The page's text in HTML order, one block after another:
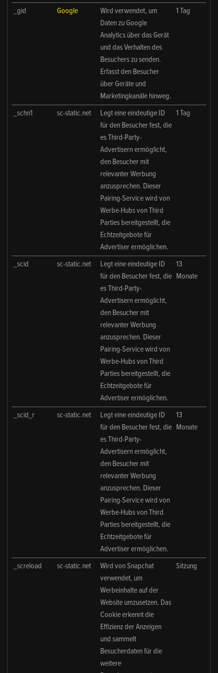
_gid Google
Wird verwendet, um
Daten zu Google
Analytics über das Gerät
und das Verhalten des
Besuchers zu senden.
Erfasst den Besucher
über Geräte und
Marketingkanäle hinweg.
1 Tag
_schn1 sc-static.net
Legt eine eindeutige ID
für den Besucher fest, die
es Third-Party-
Advertisern ermöglicht,
den Besucher mit
relevanter Werbung
anzusprechen. Dieser
Pairing-Service wird von
Werbe-Hubs von Third
Parties bereitgestellt, die
Echtzeitgebote für
Advertiser ermöglichen.
1 Tag
_scid sc-static.net
Legt eine eindeutige ID
für den Besucher fest, die
es Third-Party-
Advertisern ermöglicht,
den Besucher mit
relevanter Werbung
anzusprechen. Dieser
Pairing-Service wird von
Werbe-Hubs von Third
Parties bereitgestellt, die
Echtzeitgebote für
Advertiser ermöglichen.
13
Monate
_scid_r sc-static.net
Legt eine eindeutige ID
für den Besucher fest, die
es Third-Party-
Advertisern ermöglicht,
den Besucher mit
relevanter Werbung
anzusprechen. Dieser
Pairing-Service wird von
Werbe-Hubs von Third
Parties bereitgestellt, die
Echtzeitgebote für
Advertiser ermöglichen.
13
Monate
_screload sc-static.net
Wird von Snapchat
verwendet, um
Werbeinhalte auf der
Website umzusetzen. Das
Cookie erkennt die
Effizienz der Anzeigen
und sammelt
Besucherdaten für die
weitere
Sitzung